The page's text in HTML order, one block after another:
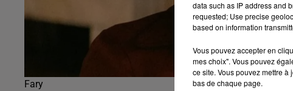
Fary
data such as IP address and
requested; Use precise
based on information
Vous pouvez accepter en
mes choix". Vous pouvez
ce site. Vous pouvez mettre
bas de chaque page.